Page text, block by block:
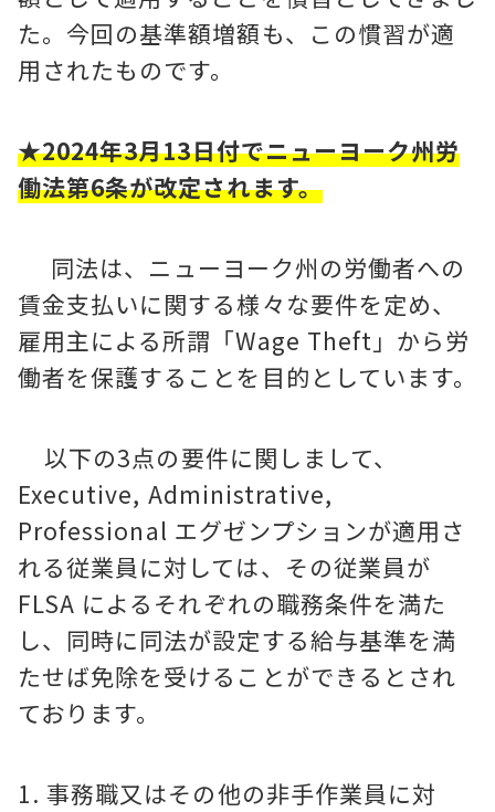
た。今回の基準額増額も、この慣習が適
用されたものです。
★2024年3月13日付でニューヨーク州労
働法第6条が改定されます。
同法は、ニューヨーク州の労働者への
賃金支払いに関する様々な要件を定め、
雇用主による所謂「Wage Theft」から労
働者を保護することを目的としています。
以下の3点の要件に関しまして、
Executive, Administrative,
Professional エグゼンプションが適用さ
れる従業員に対しては、その従業員が
FLSA によるそれぞれの職務条件を満た
し、同時に同法が設定する給与基準を満
たせば免除を受けることができるとされ
ております。
事務職又はその他の非手作業員に対